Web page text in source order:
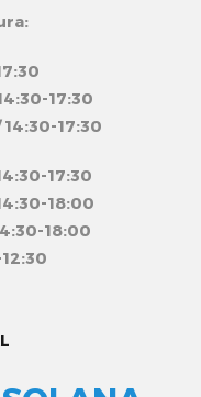
17:30
17:30
17:30
18:00
18:00